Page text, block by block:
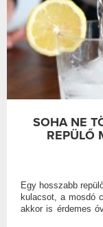
SOHA NE
REPÜLŐ
Egy hosszabb
kulacsot, a mosdó
akkor is érdemes